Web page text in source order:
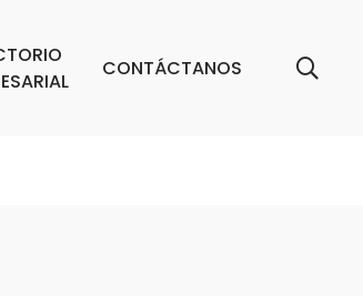
CONTÁCTANOS